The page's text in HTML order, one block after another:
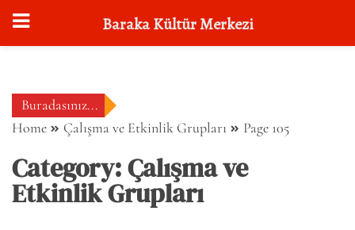
contentBuradasınız...
Home
Çalışma ve Etkinlik Grupları Page 105
Category:Çalışma ve
Etkinlik Grupları
Baraka Kültür Merkezi